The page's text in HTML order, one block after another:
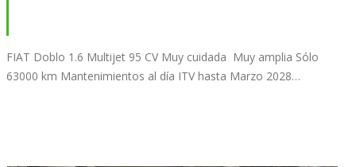
FIAT Doblo 1.6 Multijet 95 CV Muy cuidada Muy amplia Sólo
63000 km Mantenimientos al día ITV hasta Marzo 2028…